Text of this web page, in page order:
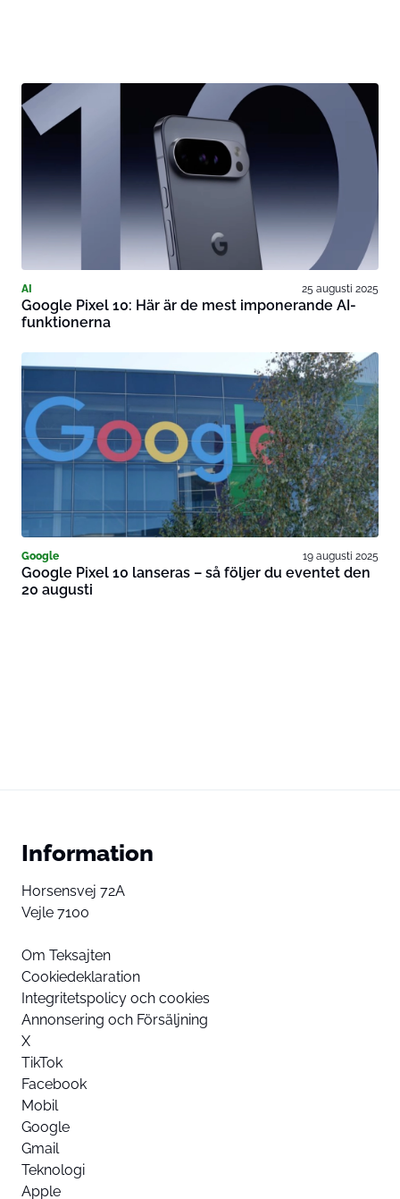
AI 25 augusti 2025
Google Pixel 10: Här är de mest imponerande AI-
funktionerna
Google 19 augusti 2025
Google Pixel 10 lanseras – så följer du eventet den
20 augusti
Information
Horsensvej 72A
Vejle 7100
Om Teksajten
Cookiedeklaration
Integritetspolicy och cookies
Annonsering och Försäljning
X
TikTok
Facebook
Mobil
Google
Gmail
Teknologi
Apple